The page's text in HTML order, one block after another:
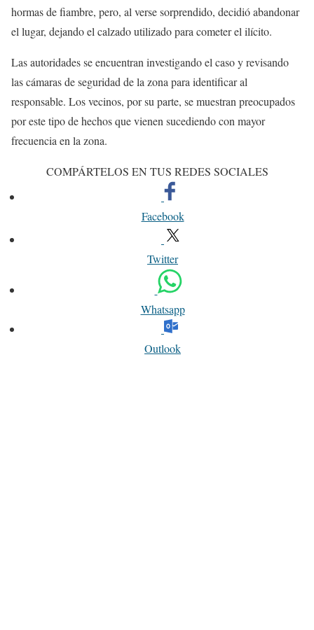
hormas de fiambre, pero, al verse sorprendido, decidió abandonar
el lugar, dejando el calzado utilizado para cometer el ilícito.
Las autoridades se encuentran investigando el caso y revisando
las cámaras de seguridad de la zona para identificar al
responsable. Los vecinos, por su parte, se muestran preocupados
por este tipo de hechos que vienen sucediendo con mayor
frecuencia en la zona.
COMPÁRTELOS EN TUS REDES SOCIALES
Facebook
Twitter
Whatsapp
Outlook